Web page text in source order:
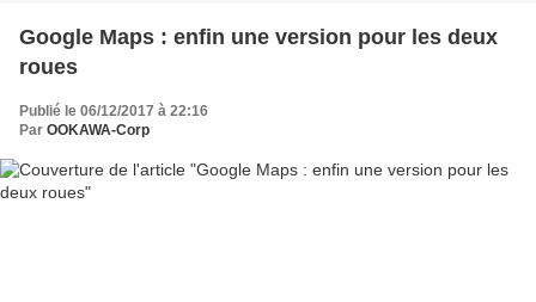
Google Maps : enfin une version pour les deux
roues
Publié le 06/12/2017 à 22:16
Par OOKAWA-Corp